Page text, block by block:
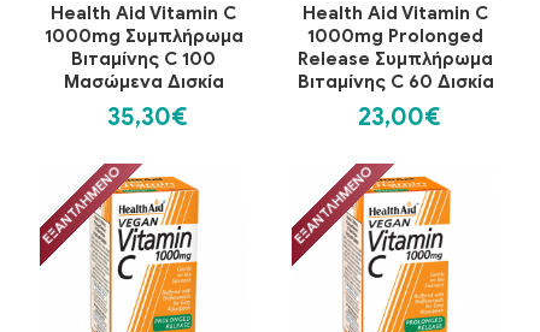
Health Aid Vitamin C
1000mg Συμπλήρωμα
Βιταμίνης C 100
Μασώμενα Δισκία
35,30€
Health Aid Vitamin C
1000mg Prolonged
Release Συμπλήρωμα
Βιταμίνης C 60 Δισκία
23,00€
ΕΞΑΝΤΛΗΜΈΝΟ ΕΞΑΝΤΛΗΜΈΝΟ